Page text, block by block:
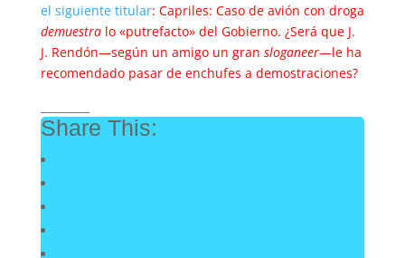
el siguiente titular: Capriles: Caso de avión con droga
demuestralo «putrefacto» del Gobierno. ¿Será que J.
J. Rendón—según un amigo un gran sloganeer—le ha
recomendado pasar de enchufes a demostraciones?
Share This: